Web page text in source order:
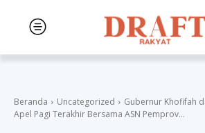
Beranda Uncategorized
Gubernur Khofifah
Apel Pagi Terakhir Bersama ASN Pemprov...